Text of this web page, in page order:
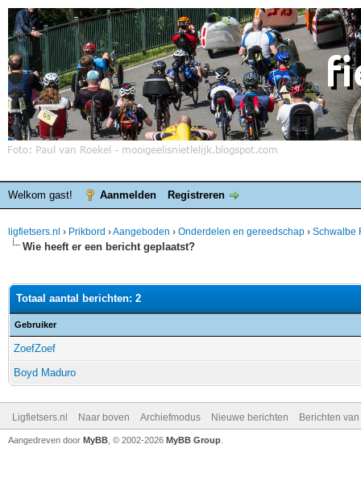
Welkom gast! Aanmelden Registreren
ligfietsers.nl › Prikbord ›Aangeboden › Onderdelen en gereedschap › Schwalbe
Wie heeft er een bericht geplaatst?
Totaal aantal berichten: 2
Gebruiker
ZoefZoef
Boyd Maduro
Ligfietsers.nl Naar boven Archiefmodus Nieuwe berichten Berichten
Aangedreven door MyBB , © 2002-2026 MyBB Group